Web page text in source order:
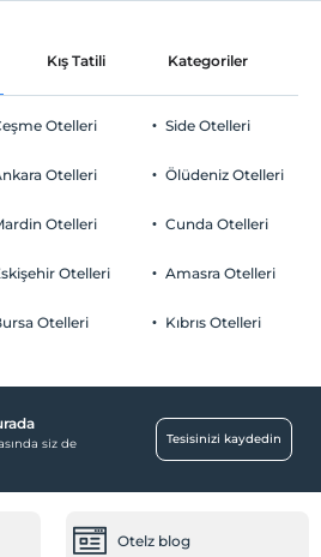
& Şemsiye
(Tesis bünyesinde)
1 çocuk ücretsizdir
ile süsleme
Kış Tatili Kategoriler
Otelleri
Otelleri
Otelleri
Otelleri
Otelleri
Side Otelleri
Ölüdeniz Otelleri
Cunda Otelleri
Amasra Otelleri
Kıbrıs Otelleri
siz de
Tesisinizi kaydedin
Otelz blog